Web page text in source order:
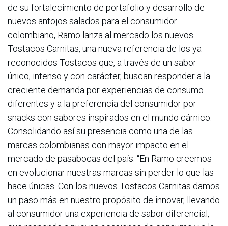
de su fortalecimiento de portafolio y desarrollo de
nuevos antojos salados para el consumidor
colombiano, Ramo lanza al mercado los nuevos
Tostacos Carnitas, una nueva referencia de los ya
reconocidos Tostacos que, a través de un sabor
único, intenso y con carácter, buscan responder a la
creciente demanda por experiencias de consumo
diferentes y a la preferencia del consumidor por
snacks con sabores inspirados en el mundo cárnico.
Consolidando así su presencia como una de las
marcas colombianas con mayor impacto en el
mercado de pasabocas del país. “En Ramo creemos
en evolucionar nuestras marcas sin perder lo que las
hace únicas. Con los nuevos Tostacos Carnitas damos
un paso más en nuestro propósito de innovar, llevando
al consumidor una experiencia de sabor diferencial,